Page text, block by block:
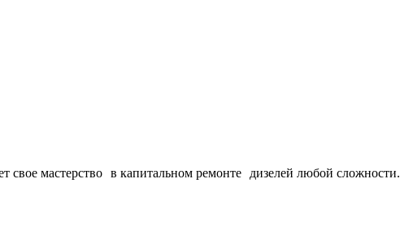
мастерство в капитальном ремонте дизелей любой сложности.